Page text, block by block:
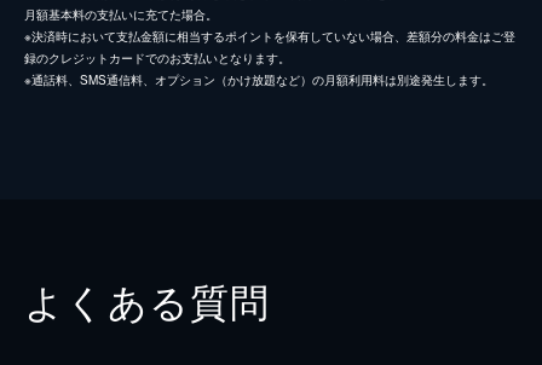
月額基本料の支払いに充てた場合。
※決済時において支払金額に相当するポイントを保有していない場合、差額分の料金はご登
録のクレジットカードでのお支払いとなります。
※通話料、SMS通信料、オプション（かけ放題など）の月額利用料は別途発生します。
よくある質問